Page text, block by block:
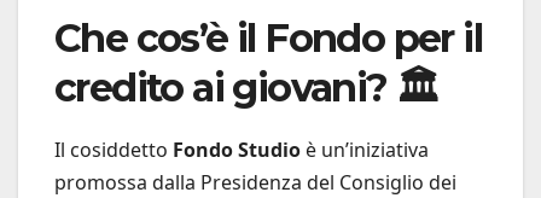
Che cos’è il Fondo per il
credito ai giovani? 🏛️
Il cosiddetto Fondo Studio è un’iniziativa
promossa dalla Presidenza del Consiglio dei